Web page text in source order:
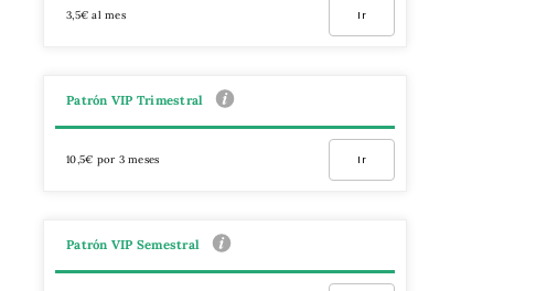
3,5€ al mes Ir
Patrón VIP Trimestral
10,5€ por 3 meses Ir
Patrón VIP Semestral